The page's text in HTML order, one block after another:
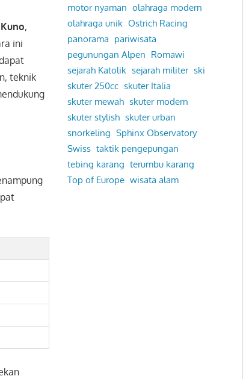
,
ini
teknik
motor nyaman olahraga modern
olahraga unik Ostrich Racing
panorama pariwisata
pegunungan Alpen Romawi
sejarah Katolik sejarah militer ski
skuter 250cc skuter Italia
skuter mewah skuter modern
skuter stylish skuter urban
snorkeling Sphinx Observatory
Swiss taktik pengepungan
tebing karang terumbu karang
Top of Europe wisata alam